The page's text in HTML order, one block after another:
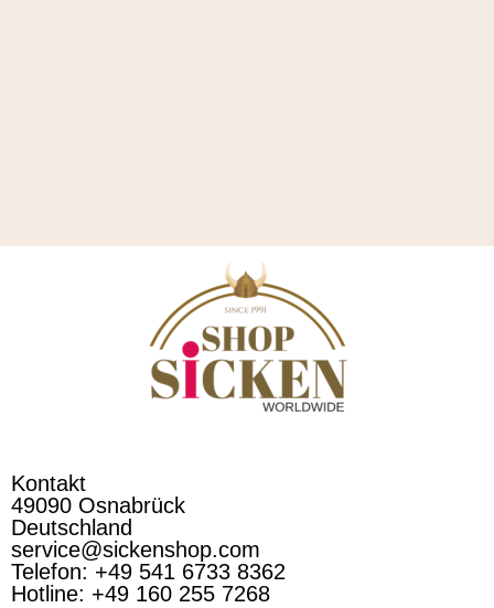
Kontakt
49090 Osnabrück
Deutschland
service@sickenshop.com
Telefon: +49 541 6733 8362
Hotline: +49 160 255 7268